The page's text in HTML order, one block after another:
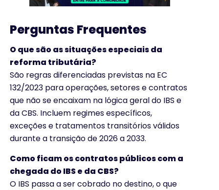
Perguntas Frequentes
O que são as situações especiais da
reforma tributária?
São regras diferenciadas previstas na EC
132/2023 para operações, setores e contratos
que não se encaixam na lógica geral do IBS e
da CBS. Incluem regimes específicos,
exceções e tratamentos transitórios válidos
durante a transição de 2026 a 2033.
Como ficam os contratos públicos com a
chegada do IBS e da CBS?
O IBS passa a ser cobrado no destino, o que